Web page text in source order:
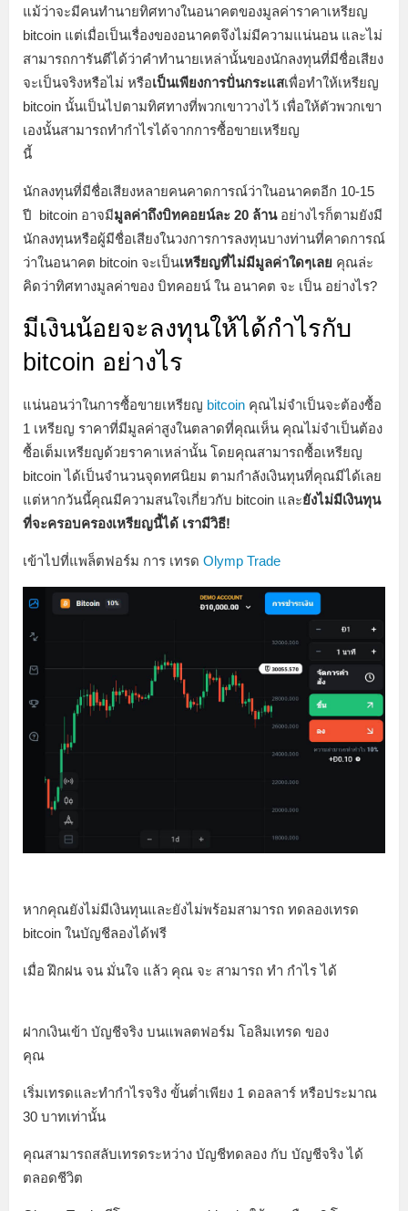
แม้ว่าจะมีคนทำนายทิศทางในอนาคตของมูลค่าราคาเหรียญ
bitcoin แต่เมื่อเป็นเรื่องของอนาคตจึงไม่มีความแน่นอน และไม่
สามารถการันตีได้ว่าคำทำนายเหล่านั้นของนักลงทุนที่มีชื่อเสียง
จะเป็นจริงหรือไม่ หรือเป็นเพียงการปั่นกระแสเพื่อทำให้เหรียญ
bitcoin นั้นเป็นไปตามทิศทางที่พวกเขาวางไว้ เพื่อให้ตัวพวกเขา
เองนั้นสามารถทำกำไรได้จากการซื้อขายเหรียญ
นี้
นักลงทุนที่มีชื่อเสียงหลายคนคาดการณ์ว่าในอนาคตอีก 10-15
ปี bitcoin อาจมีมูลค่าถึงบิทคอยน์ละ 20 ล้านอย่างไรก็ตามยังมี
นักลงทุนหรือผู้มีชื่อเสียงในวงการการลงทุนบางท่านที่คาดการณ์
ว่าในอนาคต bitcoin จะเป็นเหรียญที่ไม่มีมูลค่าใดๆเลย คุณล่ะ
คิดว่าทิศทางมูลค่าของ บิทคอยน์ ใน อนาคต จะ เป็น อย่างไร?
มีเงินน้อยจะลงทุนให้ได้กำไรกับ
bitcoin อย่างไร
แน่นอนว่าในการซื้อขายเหรียญ bitcoin คุณไม่จำเป็นจะต้องซื้อ
1 เหรียญ ราคาที่มีมูลค่าสูงในตลาดที่คุณเห็น คุณไม่จำเป็นต้อง
ซื้อเต็มเหรียญด้วยราคาเหล่านั้น โดยคุณสามารถซื้อเหรียญ
bitcoin ได้เป็นจำนวนจุดทศนิยม ตามกำลังเงินทุนที่คุณมีได้เลย
แต่หากวันนี้คุณมีความสนใจเกี่ยวกับ bitcoin และยังไม่มีเงินทุน
ที่จะครอบครองเหรียญนี้ได้ เรามีวิธี!
เข้าไปที่แพล็ตฟอร์ม การ เทรด Olymp Trade
หากคุณยังไม่มีเงินทุนและยังไม่พร้อมสามารถ ทดลองเทรด
bitcoin ในบัญชีลองได้ฟรี
เมื่อ ฝึกฝน จน มั่นใจ แล้ว คุณ จะ สามารถ ทำ กำไร ได้
ฝากเงินเข้า บัญชีจริง บนแพลตฟอร์ม โอลิมเทรด ของ
คุณ
เริ่มเทรดและทำกำไรจริง ขั้นต่ำเพียง 1 ดอลลาร์ หรือประมาณ
30 บาทเท่านั้น
คุณสามารถสลับเทรดระหว่าง บัญชีทดลอง กับ บัญชีจริง ได้
ตลอดชีวิต